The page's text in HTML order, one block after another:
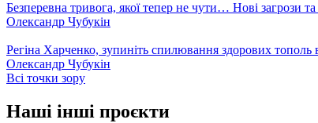
Безперевна тривога, якої тепер не чути… Нові загрози
Олександр Чубукін
Регіна Харченко, зупиніть спилювання здорових тополь
Олександр Чубукін
Всі точки зору
Наші інші проєкти